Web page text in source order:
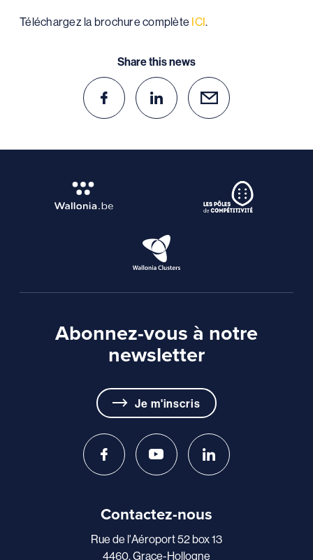
Téléchargez la brochure complète ICI.
Share this news
Abonnez-vous à notre
newsletter
Je m'inscris
Contactez-nous
Rue de l'Aéroport 52 box 13
4460, Grace-Hollogne